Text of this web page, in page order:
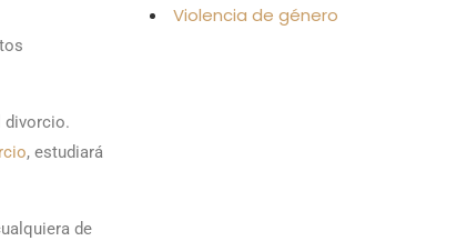
divorcio.
, estudiará
de
Violencia de género